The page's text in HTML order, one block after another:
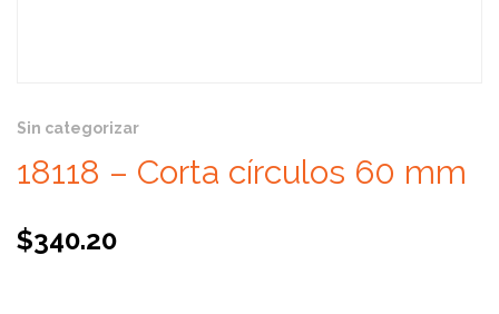
Sin categorizar
18118 – Corta círculos 60 mm
$340.20